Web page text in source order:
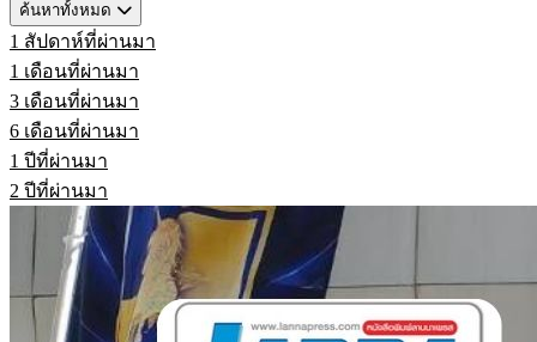
ค้นหาทั้งหมด
1 สัปดาห์ที่ผ่านมา
1 เดือนที่ผ่านมา
3 เดือนที่ผ่านมา
6 เดือนที่ผ่านมา
1 ปีที่ผ่านมา
2 ปีที่ผ่านมา